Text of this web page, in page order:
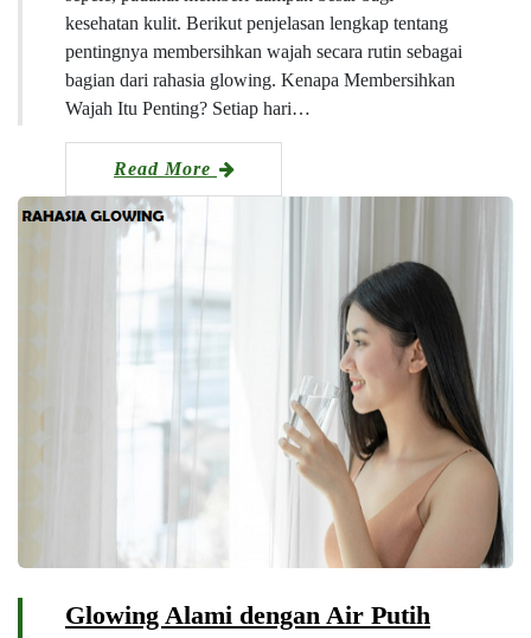
kesehatan kulit. Berikut penjelasan lengkap tentang
pentingnya membersihkan wajah secara rutin sebagai
bagian dari rahasia glowing. Kenapa Membersihkan
Wajah Itu Penting? Setiap hari…
Read More
Glowing Alami dengan Air Putih